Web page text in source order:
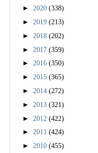
► 2020 (338)
► 2019 (213)
► 2018 (202)
► 2017 (359)
► 2016 (350)
► 2015 (365)
► 2014 (272)
► 2013 (321)
► 2012 (422)
► 2011 (424)
► 2010 (455)